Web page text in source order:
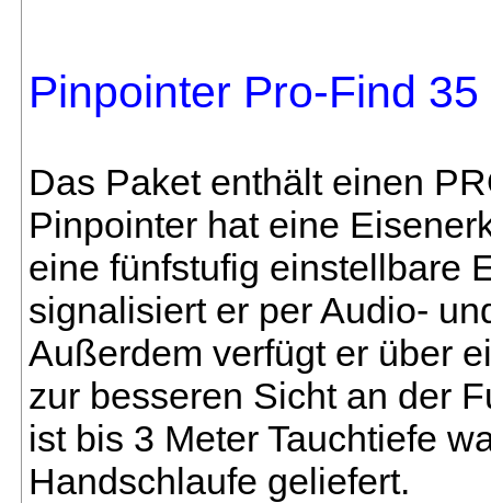
Pinpointer Pro-Find 35
Das Paket enthält einen
Pinpointer hat eine
eine fünfstufig einstellbare
signalisiert er per Audio-
Außerdem verfügt er über
zur besseren Sicht an der
ist bis 3 Meter Tauchtiefe
Handschlaufe geliefert.